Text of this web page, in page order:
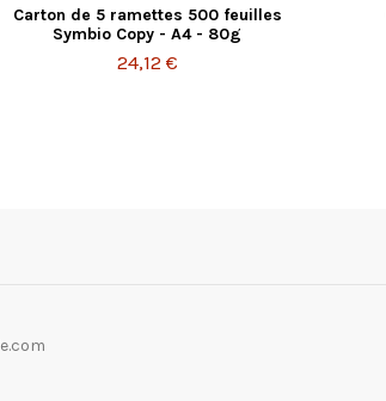
Carton de 5 ramettes 500 feuilles
Symbio Copy - A4 - 80g
24,12 €